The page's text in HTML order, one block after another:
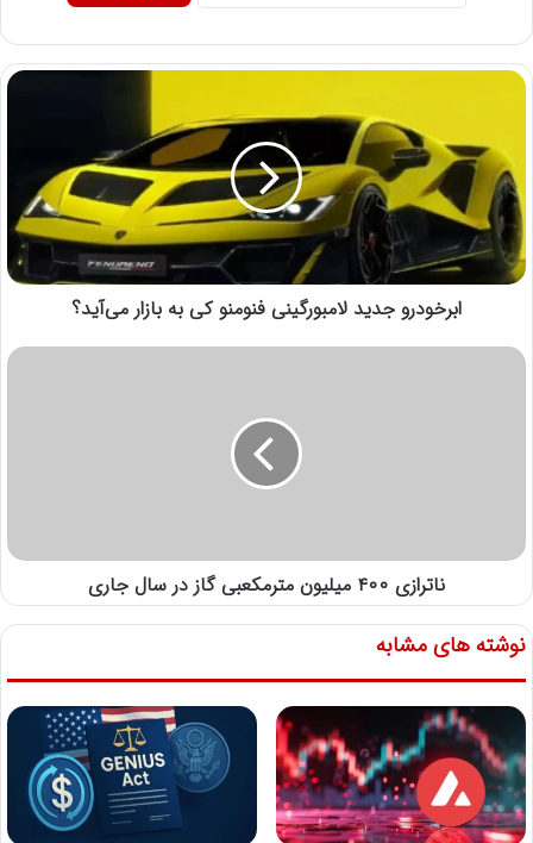
ابرخودرو جدید لامبورگینی فنومنو کی به بازار می‌آید؟
ناترازی ۴۰۰ میلیون مترمکعبی گاز در سال جاری
نوشته های مشابه